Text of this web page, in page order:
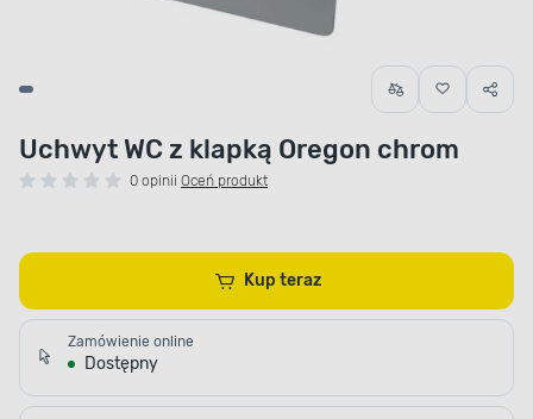
Uchwyt WC z klapką Oregon chrom
0 opinii Oceń produkt
Kup teraz
Zamówienie online
Dostępny